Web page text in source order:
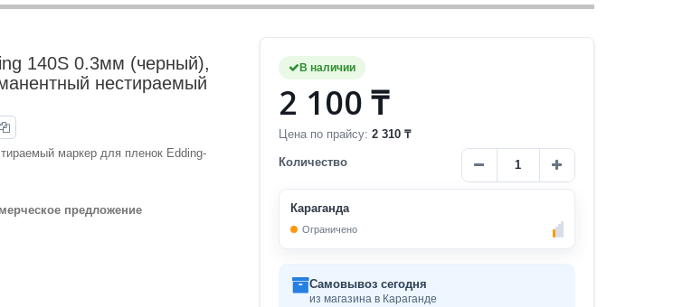
140S 0.3мм (черный),
нестираемый
маркер для пленок Edding-
предложение
В наличии
2 100 ₸
Цена по прайсу: 2 310 ₸
Количество
Караганда
Ограничено
Самовывоз сегодня
из магазина в Караганде